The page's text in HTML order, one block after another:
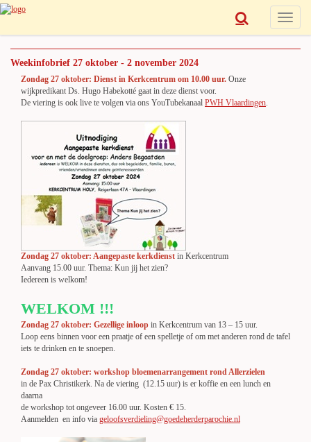
Toggle
Weekinfobrief 27 oktober - 2 november 2024
Zondag 27 oktober: Dienst in Kerkcentrum om 10.00 uur. Onze
wijkpredikant Ds. Hugo Habekotté gaat in deze dienst voor.
De viering is ook live te volgen via ons YouTubekanaal PWH Vlaardingen.
Zondag 27 oktober: Aangepaste kerkdienst in Kerkcentrum
Aanvang 15.00 uur. Thema: Kun jij het zien?
Iedereen is welkom!
WELKOM !!!
Zondag 27 oktober: Gezellige inloop in Kerkcentrum van 13 – 15 uur.
Loop eens binnen voor een praatje of een spelletje of om met anderen rond de tafel
iets te drinken en te snoepen.
Zondag 27 oktober: workshop bloemenarrangement rond Allerzielen
in de Pax Christikerk. Na de viering (12.15 uur) is er koffie en een lunch en
daarna
de workshop tot ongeveer 16.00 uur. Kosten € 15.
Aanmelden en info via geloofsverdieling@goedeherderparochie.nl